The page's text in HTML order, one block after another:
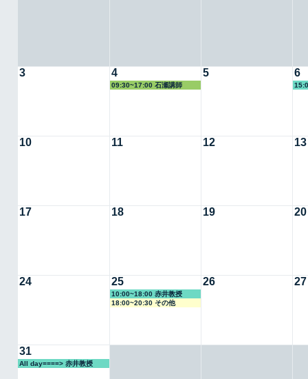
3 4
09:30~17:00 石瀬講師
5 6
10 11 12 13
17 18 19 20
24 25
10:00~18:00 赤井教授
18:00~20:30 その他
26 27
31
All day====> 赤井教授